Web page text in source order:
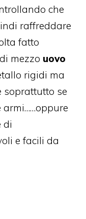
che
raffreddare
fatto
mezzo uovo
rigidi ma
soprattutto se
armi……oppure
di
e facili da